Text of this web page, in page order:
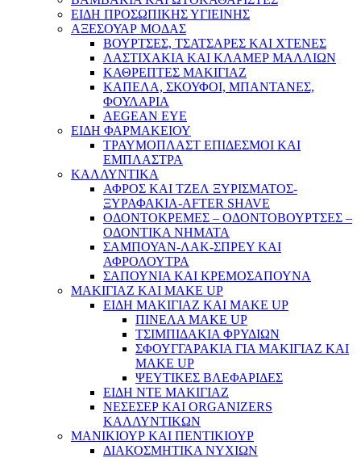
ΕΙΔΗ ΠΡΟΣΩΠΙΚΗΣ ΥΓΙΕΙΝΗΣ
ΑΞΕΣΟΥΑΡ ΜΟΔΑΣ
ΒΟΥΡΤΣΕΣ, ΤΣΑΤΣΑΡΕΣ ΚΑΙ ΧΤΕΝΕΣ
ΛΑΣΤΙΧΑΚΙΑ ΚΑΙ ΚΛΑΜΕΡ ΜΑΛΛΙΩΝ
ΚΑΘΡΕΠΤΕΣ ΜΑΚΙΓΙΑΖ
ΚΑΠΕΛΑ, ΣΚΟΥΦΟΙ, ΜΠΑΝΤΑΝΕΣ,
ΦΟΥΛΑΡΙΑ
AEGEAN EYE
ΕΙΔΗ ΦΑΡΜΑΚΕΙΟΥ
ΤΡΑΥΜΟΠΛΑΣΤ ΕΠΙΔΕΣΜΟΙ ΚΑΙ
ΕΜΠΛΑΣΤΡΑ
ΚΑΛΛΥΝΤΙΚΑ
ΑΦΡΟΣ ΚΑΙ ΤΖΕΛ ΞΥΡΙΣΜΑΤΟΣ-
ΞΥΡΑΦΑΚΙΑ-AFTER SHAVE
ΟΔΟΝΤΟΚΡΕΜΕΣ – ΟΔΟΝΤΟΒΟΥΡΤΣΕΣ –
ΟΔΟΝΤΙΚΑ ΝΗΜΑΤΑ
ΣΑΜΠΟΥΑΝ-ΛΑΚ-ΣΠΡΕΥ ΚΑΙ
ΑΦΡΟΛΟΥΤΡΑ
ΣΑΠΟΥΝΙΑ ΚΑΙ ΚΡΕΜΟΣΑΠΟΥΝΑ
ΜΑΚΙΓΙΑΖ ΚΑΙ MAKE UP
ΕΙΔΗ ΜΑΚΙΓΙΑΖ ΚΑΙ MAKE UP
ΠΙΝΕΛΑ MAKE UP
ΤΣΙΜΠΙΔΑΚΙΑ ΦΡΥΔΙΩΝ
ΣΦΟΥΓΓΑΡΑΚΙΑ ΓΙΑ ΜΑΚΙΓΙΑZ ΚΑΙ
MAKE UP
ΨΕΥΤΙΚΕΣ ΒΛΕΦΑΡΙΔΕΣ
ΕΙΔΗ ΝΤΕ ΜΑΚΙΓΙΑΖ
ΝΕΣΕΣΕΡ ΚΑΙ ORGANIZERS
ΚΑΛΛΥΝΤΙΚΩΝ
ΜΑΝΙΚΙΟΥΡ ΚΑΙ ΠΕΝΤΙΚΙΟΥΡ
ΔΙΑΚΟΣΜΗΤΙΚΑ ΝΥΧΙΩΝ